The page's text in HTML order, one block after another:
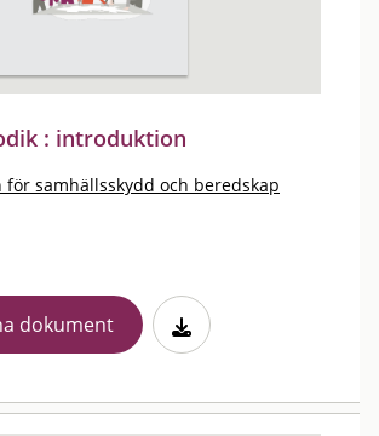
: introduktion
samhällsskydd och beredskap
dokument